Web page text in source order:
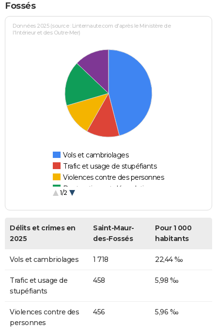
Fossés
Données 2025 (source : Linternaute.com d'après le Ministère de
l'Intérieur et des Outre-Mer)
Vols et cambriolages
Trafic et usage de stupéfiants
Violences contre des personnes
Destructions et dégradations
1/2
Délits et crimes en
2025
Saint-Maur-
des-Fossés
Pour 1 000
habitants
Vols et cambriolages 1 718 22,44 ‰
Trafic et usage de
stupéfiants
458 5,98 ‰
Violences contre des
personnes
456 5,96 ‰